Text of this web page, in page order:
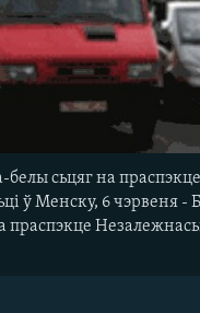
сьцяг на праспэкце
ў Менску, 6 чэрвеня -
праспэкце